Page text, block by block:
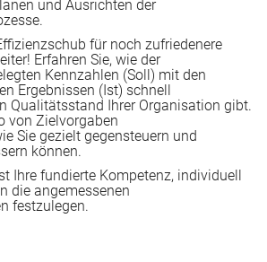
und Ausrichten der
für noch zufriedenere
Erfahren Sie, wie der
Kennzahlen (Soll) mit den
Ergebnissen (Ist) schnell
Qualitätsstand Ihrer Organisation gibt.
von Zielvorgaben
Sie gezielt gegensteuern und
können.
Ihre fundierte Kompetenz, individuell
die angemessenen
festzulegen.